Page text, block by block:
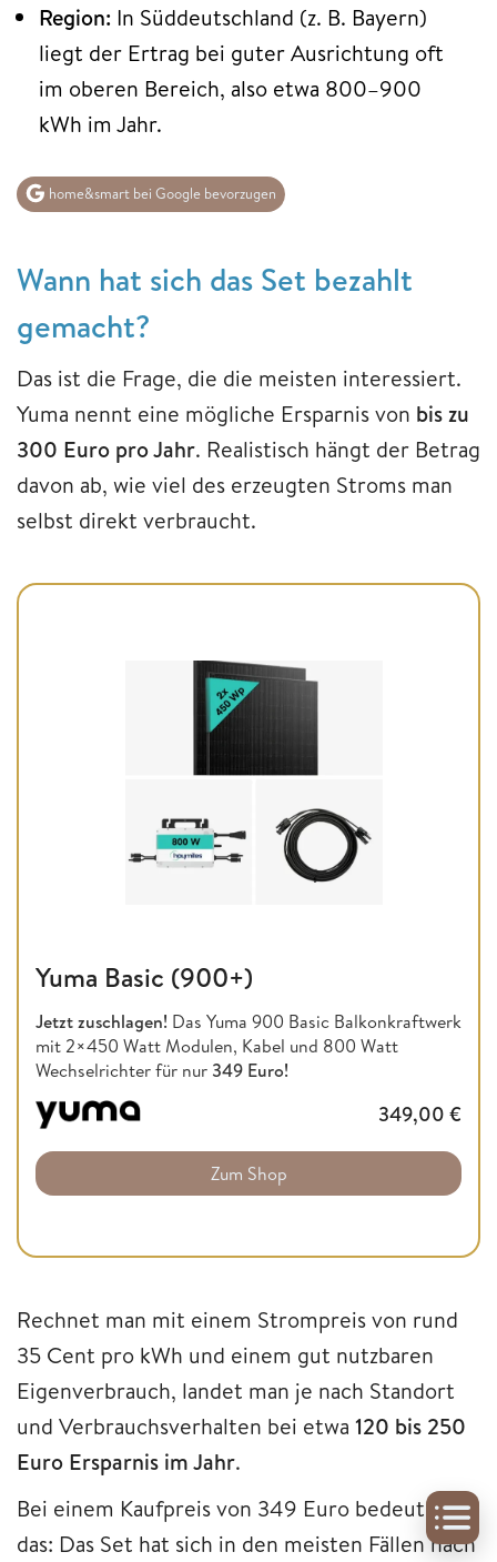
Region: In Süddeutschland (z. B. Bayern)
liegt der Ertrag bei guter Ausrichtung oft
im oberen Bereich, also etwa 800–900
kWh im Jahr.
home&smart bei Google bevorzugen
Wann hat sich das Set bezahlt
gemacht?
Das ist die Frage, die die meisten interessiert.
Yuma nennt eine mögliche Ersparnis von bis zu
300 Euro pro Jahr. Realistisch hängt der Betrag
davon ab, wie viel des erzeugten Stroms man
selbst direkt verbraucht.
Yuma Basic (900+)
Jetzt zuschlagen! Das Yuma 900 Basic Balkonkraftwerk
mit 2×450 Watt Modulen, Kabel und 800 Watt
Wechselrichter für nur 349 Euro!
349,00 €
Zum Shop
Rechnet man mit einem Strompreis von rund
35 Cent pro kWh und einem gut nutzbaren
Eigenverbrauch, landet man je nach Standort
und Verbrauchsverhalten bei etwa 120 bis 250
Euro Ersparnis im Jahr.
Bei einem Kaufpreis von 349 Euro bedeutet
das: Das Set hat sich in den meisten Fällen nach